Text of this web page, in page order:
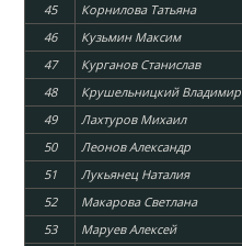
45
Корнилова Татьяна
46
Кузьмин Максим
47
Курганов Станислав
48
Крушельницкий Владимир
49
Лахтуров Михаил
50
Леонов Александр
51
Лукьянец Наталия
52
Макарова Светлана
53
Маруев Алексей